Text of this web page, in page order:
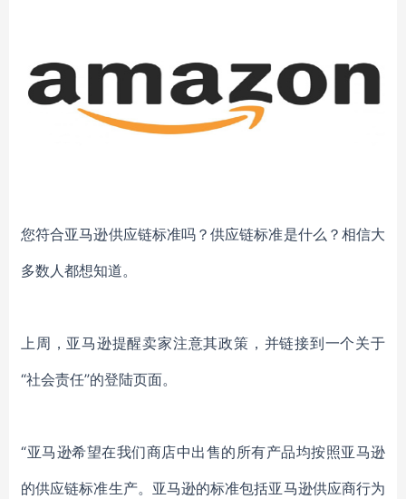
您符合亚马逊供应链标准吗？供应链标准是什么？相信大
多数人都想知道。
上周，亚马逊提醒卖家注意其政策，并链接到一个关于
“社会责任”的登陆页面。
“亚马逊希望在我们商店中出售的所有产品均按照亚马逊
的供应链标准生产。亚马逊的标准包括亚马逊供应商行为